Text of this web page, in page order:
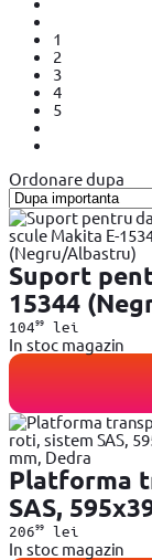
1
2
3
4
5
Ordonare dupa
Suport
15344
10499lei
In stoc magazin
Platforma
SAS,
20699lei
In stoc magazin